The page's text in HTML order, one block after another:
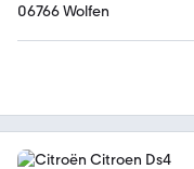
06766 Wolfen